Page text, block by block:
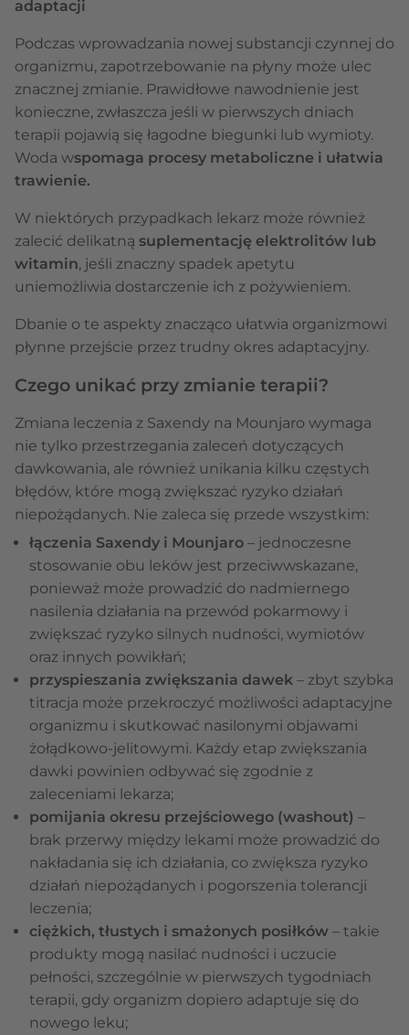
adaptacji
Podczas wprowadzania nowej substancji czynnej do
organizmu, zapotrzebowanie na płyny może ulec
znacznej zmianie. Prawidłowe nawodnienie jest
konieczne, zwłaszcza jeśli w pierwszych dniach
terapii pojawią się łagodne biegunki lub wymioty.
Woda wspomaga procesy metaboliczne i ułatwia
trawienie.
W niektórych przypadkach lekarz może również
zalecić delikatną suplementację elektrolitów lub
witamin, jeśli znaczny spadek apetytu
uniemożliwia dostarczenie ich z pożywieniem.
Dbanie o te aspekty znacząco ułatwia organizmowi
płynne przejście przez trudny okres adaptacyjny.
Czego unikać przy zmianie terapii?
Zmiana leczenia z Saxendy na Mounjaro wymaga
nie tylko przestrzegania zaleceń dotyczących
dawkowania, ale również unikania kilku częstych
błędów, które mogą zwiększać ryzyko działań
niepożądanych. Nie zaleca się przede wszystkim:
łączenia Saxendy i Mounjaro – jednoczesne
stosowanie obu leków jest przeciwwskazane,
ponieważ może prowadzić do nadmiernego
nasilenia działania na przewód pokarmowy i
zwiększać ryzyko silnych nudności, wymiotów
oraz innych powikłań;
przyspieszania zwiększania dawek – zbyt szybka
titracja może przekroczyć możliwości adaptacyjne
organizmu i skutkować nasilonymi objawami
żołądkowo-jelitowymi. Każdy etap zwiększania
dawki powinien odbywać się zgodnie z
zaleceniami lekarza;
pomijania okresu przejściowego (washout) –
brak przerwy między lekami może prowadzić do
nakładania się ich działania, co zwiększa ryzyko
działań niepożądanych i pogorszenia tolerancji
leczenia;
ciężkich, tłustych i smażonych posiłków – takie
produkty mogą nasilać nudności i uczucie
pełności, szczególnie w pierwszych tygodniach
terapii, gdy organizm dopiero adaptuje się do
nowego leku;